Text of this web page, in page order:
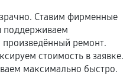
попадание влаги,
или вмешательство
Ставим фирменные
поддерживаем
ремонт.
стоимость в заявке.
максимально быстро.